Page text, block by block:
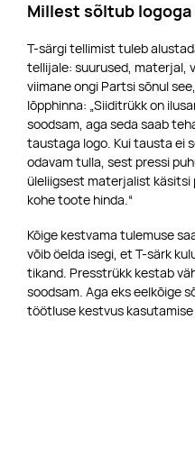
Millest sõltub
T-särgi tellimist tuleb
tellijale: suurused, materjal,
viimane ongi Partsi sõnul
lõpphinna: „Siiditrükk on
soodsam, aga seda saab
taustaga logo. Kui tausta ei
odavam tulla, sest pressi
üleliigsest materjalist
kohe toote hinda.“
Kõige kestvama tulemuse
võib öelda isegi, et T-särk
tikand. Presstrükk kestab
soodsam. Aga eks eelkõige
töötluse kestvus